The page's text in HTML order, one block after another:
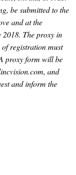
be submitted to the
and at the
2018. The proxy in
registration must
proxy form will be
and
and inform the